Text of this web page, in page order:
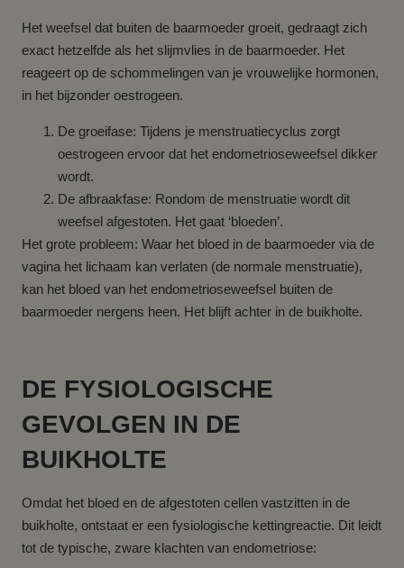
Het weefsel dat buiten de baarmoeder groeit, gedraagt zich
exact hetzelfde als het slijmvlies in de baarmoeder. Het
reageert op de schommelingen van je vrouwelijke hormonen,
in het bijzonder oestrogeen.
De groeifase: Tijdens je menstruatiecyclus zorgt
oestrogeen ervoor dat het endometrioseweefsel dikker
wordt.
De afbraakfase: Rondom de menstruatie wordt dit
weefsel afgestoten. Het gaat ‘bloeden’.
Het grote probleem: Waar het bloed in de baarmoeder via de
vagina het lichaam kan verlaten (de normale menstruatie),
kan het bloed van het endometrioseweefsel buiten de
baarmoeder nergens heen. Het blijft achter in de buikholte.
DE FYSIOLOGISCHE
GEVOLGEN IN DE
BUIKHOLTE
Omdat het bloed en de afgestoten cellen vastzitten in de
buikholte, ontstaat er een fysiologische kettingreactie. Dit leidt
tot de typische, zware klachten van endometriose: